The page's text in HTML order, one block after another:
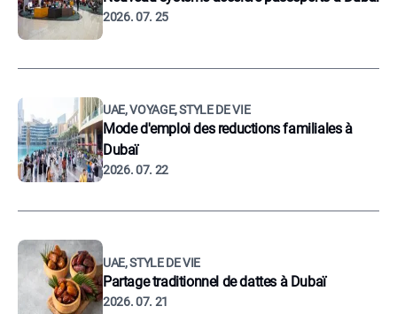
2026. 07. 25
UAE, VOYAGE, STYLE DE VIE
Mode d'emploi des reductions familiales à
Dubaï
2026. 07. 22
UAE, STYLE DE VIE
Partage traditionnel de dattes à Dubaï
2026. 07. 21